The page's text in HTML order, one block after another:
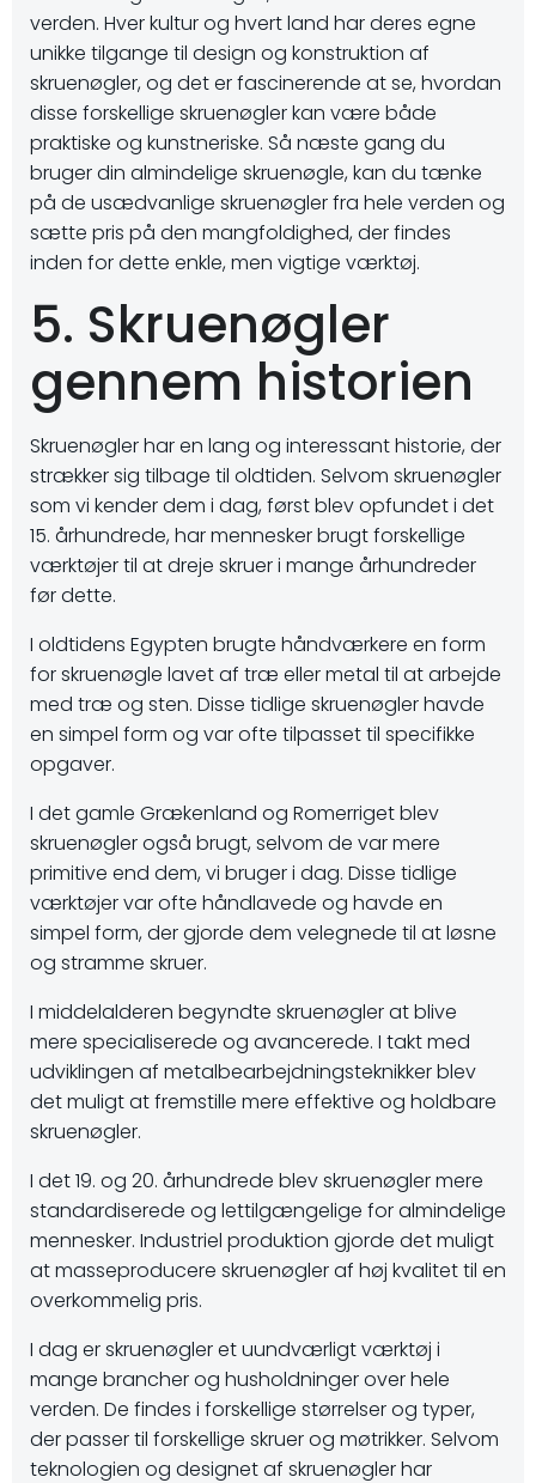
verden. Hver kultur og hvert land har deres egne
unikke tilgange til design og konstruktion af
skruenøgler, og det er fascinerende at se, hvordan
disse forskellige skruenøgler kan være både
praktiske og kunstneriske. Så næste gang du
bruger din almindelige skruenøgle, kan du tænke
på de usædvanlige skruenøgler fra hele verden og
sætte pris på den mangfoldighed, der findes
inden for dette enkle, men vigtige værktøj.
5. Skruenøgler
gennem historien
Skruenøgler har en lang og interessant historie, der
strækker sig tilbage til oldtiden. Selvom skruenøgler
som vi kender dem i dag, først blev opfundet i det
15. århundrede, har mennesker brugt forskellige
værktøjer til at dreje skruer i mange århundreder
før dette.
I oldtidens Egypten brugte håndværkere en form
for skruenøgle lavet af træ eller metal til at arbejde
med træ og sten. Disse tidlige skruenøgler havde
en simpel form og var ofte tilpasset til specifikke
opgaver.
I det gamle Grækenland og Romerriget blev
skruenøgler også brugt, selvom de var mere
primitive end dem, vi bruger i dag. Disse tidlige
værktøjer var ofte håndlavede og havde en
simpel form, der gjorde dem velegnede til at løsne
og stramme skruer.
I middelalderen begyndte skruenøgler at blive
mere specialiserede og avancerede. I takt med
udviklingen af metalbearbejdningsteknikker blev
det muligt at fremstille mere effektive og holdbare
skruenøgler.
I det 19. og 20. århundrede blev skruenøgler mere
standardiserede og lettilgængelige for almindelige
mennesker. Industriel produktion gjorde det muligt
at masseproducere skruenøgler af høj kvalitet til en
overkommelig pris.
I dag er skruenøgler et uundværligt værktøj i
mange brancher og husholdninger over hele
verden. De findes i forskellige størrelser og typer,
der passer til forskellige skruer og møtrikker. Selvom
teknologien og designet af skruenøgler har